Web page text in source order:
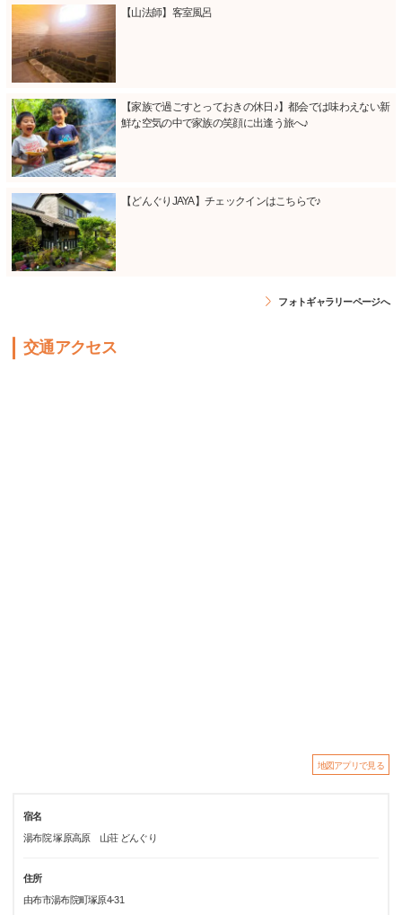
【山法師】客室風呂
【家族で過ごすとっておきの休日♪】都会では味わえない新
鮮な空気の中で家族の笑顔に出逢う旅へ♪
【どんぐりJAYA】チェックインはこちらで♪
フォトギャラリーページへ
交通アクセス
地図アプリで見る
宿名
湯布院 塚原高原 山荘 どんぐり
住所
由布市湯布院町塚原4-31